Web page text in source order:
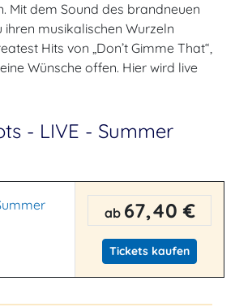
Mit dem Sound des brandneuen
ihren musikalischen Wurzeln
Hits von „Don’t Gimme That“,
Wünsche offen. Hier wird live
- LIVE - Summer
ab 67,40 €
Tickets kaufen